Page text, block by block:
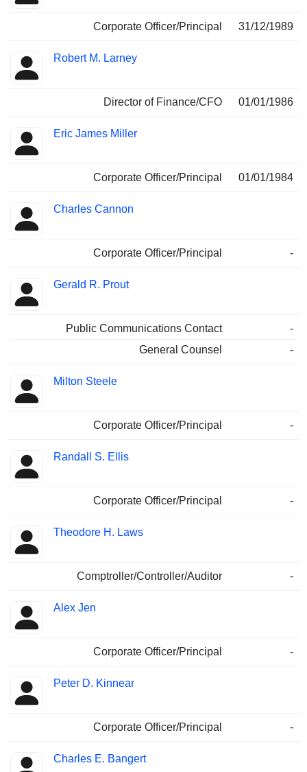
Corporate Officer/Principal 31/12/1989
Robert M. Larney
Director of Finance/CFO 01/01/1986
Eric James Miller
Corporate Officer/Principal 01/01/1984
Charles Cannon
Corporate Officer/Principal -
Gerald R. Prout
Public Communications Contact
-
General Counsel
-
Milton Steele
Corporate Officer/Principal -
Randall S. Ellis
Corporate Officer/Principal -
Theodore H. Laws
Comptroller/Controller/Auditor -
Alex Jen
Corporate Officer/Principal -
Peter D. Kinnear
Corporate Officer/Principal -
Charles E. Bangert